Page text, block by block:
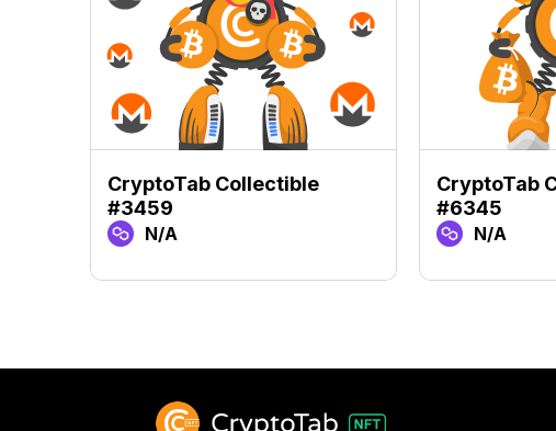
CryptoTab Collectible
#3459
N/A
CryptoTab
#6345
N/A